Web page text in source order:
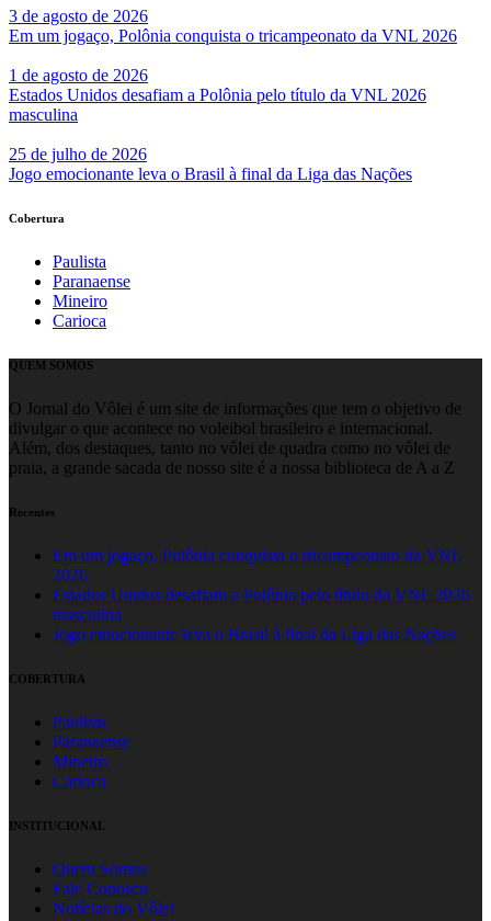
3 de agosto de 2026
Em um jogaço, Polônia conquista o tricampeonato da VNL 2026
1 de agosto de 2026
Estados Unidos desafiam a Polônia pelo título da VNL 2026
masculina
25 de julho de 2026
Jogo emocionante leva o Brasil à final da Liga das Nações
Cobertura
Paulista
Paranaense
Mineiro
Carioca
QUEM SOMOS
O Jornal do Vôlei é um site de informações que tem o objetivo de
divulgar o que acontece no voleibol brasileiro e internacional.
Além, dos destaques, tanto no vôlei de quadra como no vôlei de
praia, a grande sacada de nosso site é a nossa biblioteca de A a Z
Recentes
Em um jogaço, Polônia conquista o tricampeonato da VNL
2026
Estados Unidos desafiam a Polônia pelo título da VNL 2026
masculina
Jogo emocionante leva o Brasil à final da Liga das Nações
COBERTURA
Paulista
Paranaense
Mineiro
Carioca
INSTITUCIONAL
Quem Somos
Fale Conosco
Notícias do Vôlei